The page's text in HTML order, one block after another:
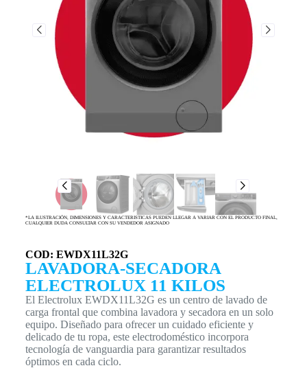
*LA ILUSTRACIÓN, DIMENSIONES Y CARACTERISTICAS PUEDEN LLEGAR A VARIAR CON EL PRODUCTO FINAL,
CUALQUIER DUDA CONSULTAR CON SU VENDEDOR ASIGNADO
COD: EWDX11L32G
LAVADORA-SECADORA
ELECTROLUX 11 KILOS
El Electrolux EWDX11L32G es un centro de lavado de
carga frontal que combina lavadora y secadora en un solo
equipo. Diseñado para ofrecer un cuidado eficiente y
delicado de tu ropa, este electrodoméstico incorpora
tecnología de vanguardia para garantizar resultados
óptimos en cada ciclo.